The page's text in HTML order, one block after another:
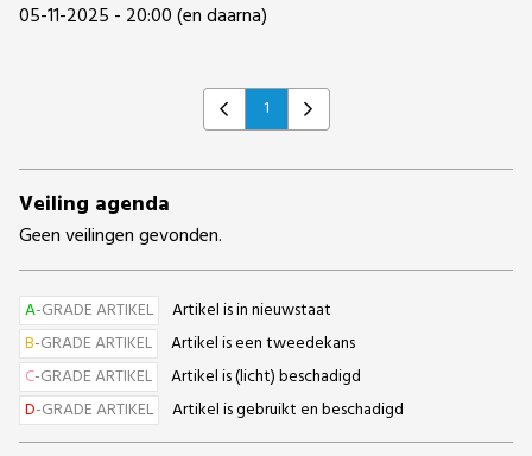
05-11-2025 - 20:00 (en daarna)
Previous
1 Next
Veiling agenda
Geen veilingen gevonden.
A-GRADE ARTIKEL
Artikel is in nieuwstaat
B-GRADE ARTIKEL
Artikel is een tweedekans
C-GRADE ARTIKEL
Artikel is (licht) beschadigd
D-GRADE ARTIKEL Artikel is gebruikt en beschadigd